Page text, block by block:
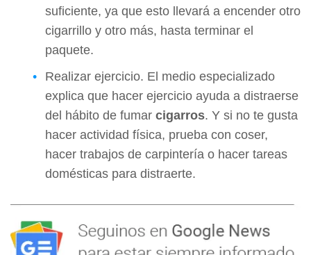
suficiente, ya que esto llevará a encender otro
cigarrillo y otro más, hasta terminar el
paquete.
Realizar ejercicio. El medio especializado
explica que hacer ejercicio ayuda a distraerse
del hábito de fumar cigarros. Y si no te gusta
hacer actividad física, prueba con coser,
hacer trabajos de carpintería o hacer tareas
domésticas para distraerte.